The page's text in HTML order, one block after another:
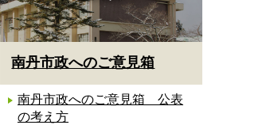
南丹市政へのご意見箱
南丹市政へのご意見箱 公表
の考え方